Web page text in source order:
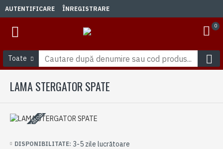
AUTENTIFICARE ÎNREGISTRARE
0
Toate
LAMA STERGATOR SPATE
3-5 zile lucrătoare
DISPONIBILITATE: 3-5 zile lucrătoare